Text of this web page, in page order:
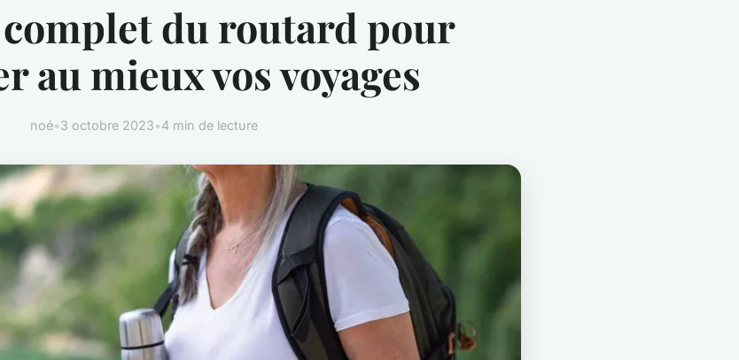
du routard pour
au mieux vos voyages
noé•3 octobre 2023•4 min de lecture